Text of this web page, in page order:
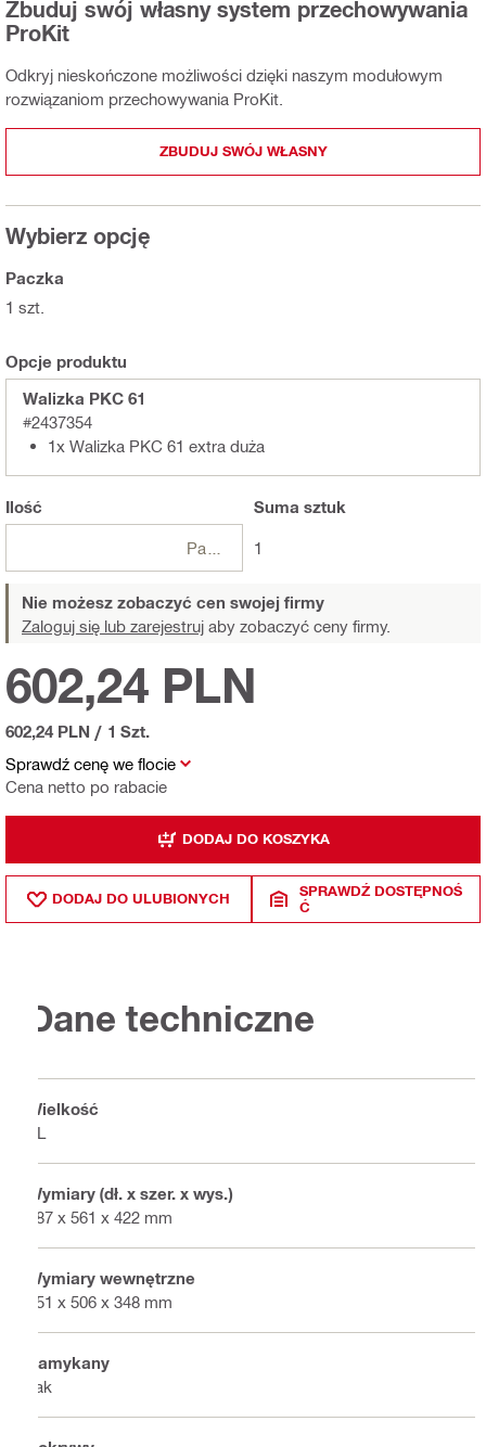
Zbuduj swój własny system przechowywania
ProKit
Odkryj nieskończone możliwości dzięki naszym modułowym
rozwiązaniom przechowywania ProKit.
ZBUDUJ SWÓJ WŁASNY
Wybierz opcję
Paczka
1 szt.
Opcje produktu
Walizka PKC 61
#2437354
1x Walizka PKC 61 extra duża
Ilość Suma sztuk
1
Nie możesz zobaczyć cen swojej firmy
Zaloguj się lub zarejestruj aby zobaczyć ceny firmy.
Sprawdź cenę we flocie
Cena netto po rabacie
602,24 PLN
602,24 PLN / 1 Szt.
DODAJ DO KOSZYKA
DODAJ DO ULUBIONYCH
SPRAWDŹ DOSTĘPNOŚ
Ć
Dane techniczne
Wielkość
XL
Wymiary (dł. x szer. x wys.)
387 x 561 x 422 mm
Wymiary wewnętrzne
351 x 506 x 348 mm
Zamykany
Tak